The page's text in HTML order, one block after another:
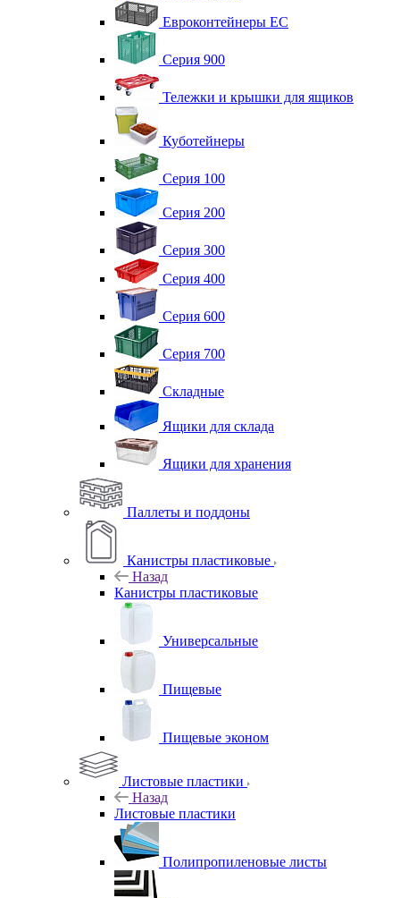
Евроконтейнеры ЕС
Серия 900
Тележки и крышки для ящиков
Куботейнеры
Серия 100
Серия 200
Серия 300
Серия 400
Серия 600
Серия 700
Складные
Ящики для склада
Ящики для хранения
Паллеты и поддоны
Канистры пластиковые
Назад
Канистры пластиковые
Универсальные
Пищевые
Пищевые эконом
Листовые пластики
Назад
Листовые пластики
Полипропиленовые листы